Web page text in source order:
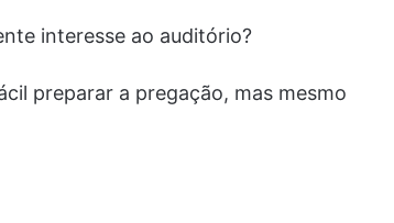
interesse ao auditório?
preparar a pregação, mas mesmo